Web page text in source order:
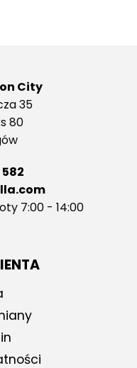
City
35
80
582
7:00 - 14:00